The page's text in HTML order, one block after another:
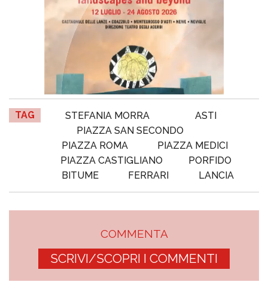
TAG STEFANIA MORRA
ASTI
PIAZZA SAN SECONDO
PIAZZA ROMA
PIAZZA MEDICI
PIAZZA CASTIGLIANO
PORFIDO
BITUME
FERRARI LANCIA
COMMENTA
SCRIVI/SCOPRI I COMMENTI